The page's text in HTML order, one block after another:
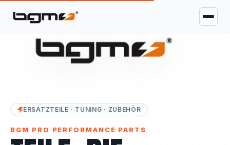
ERSATZTEILE · TUNING · ZUBEHÖR
BGM PRO PERFORMANCE PARTS